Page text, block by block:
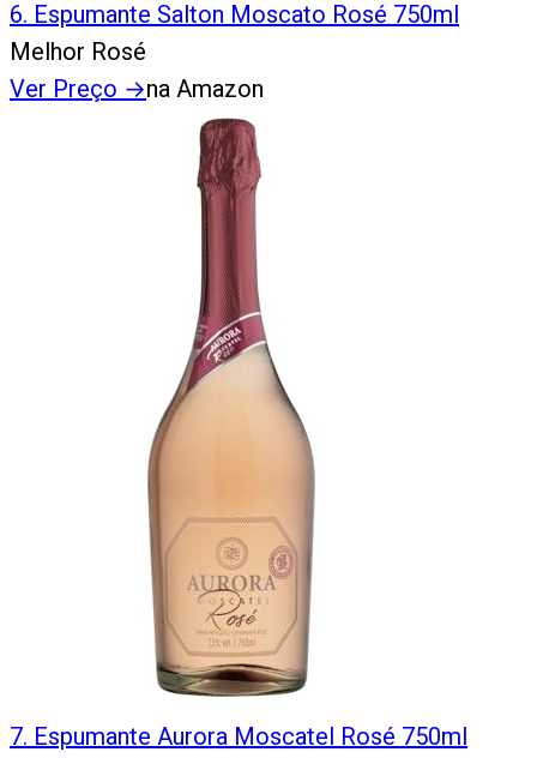
6. Espumante Salton Moscato Rosé 750ml
Melhor Rosé
Ver Preço →na Amazon
7. Espumante Aurora Moscatel Rosé 750ml